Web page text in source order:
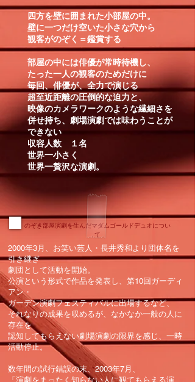
四方を壁に囲まれた小部屋の中。
壁に一つだけ空いた小さな穴から
観客がのぞく＝鑑賞する
部屋の中には俳優が常時待機し、
たった一人の観客のためだけに
毎回、俳優が、全力で演じる
超至近距離の圧倒的な迫力と、
映像のカメラワークのような繊細さを
併せ持ち、劇場演劇では味わうことが
できない
収容人数 １名
世界一小さく
世界一贅沢な演劇。
のぞき部屋演劇を生んだマダムゴールドデュオについ
て
2000年3月、お笑い芸人・長井秀和より団体名を
引き継ぎ
劇団として活動を開始。
公演という形式で作品を発表し、第10回ガーディ
アン・
ガーデン演劇フェスティバルに出場するなど、
それなりの成果を収めるが、なかなか一般の人に
存在を
認知してもらえない劇場演劇の限界を感じ、一時
活動停止。
数年間の試行錯誤の末、2003年7月、
「演劇をまったく知らない人に観てもらえる演